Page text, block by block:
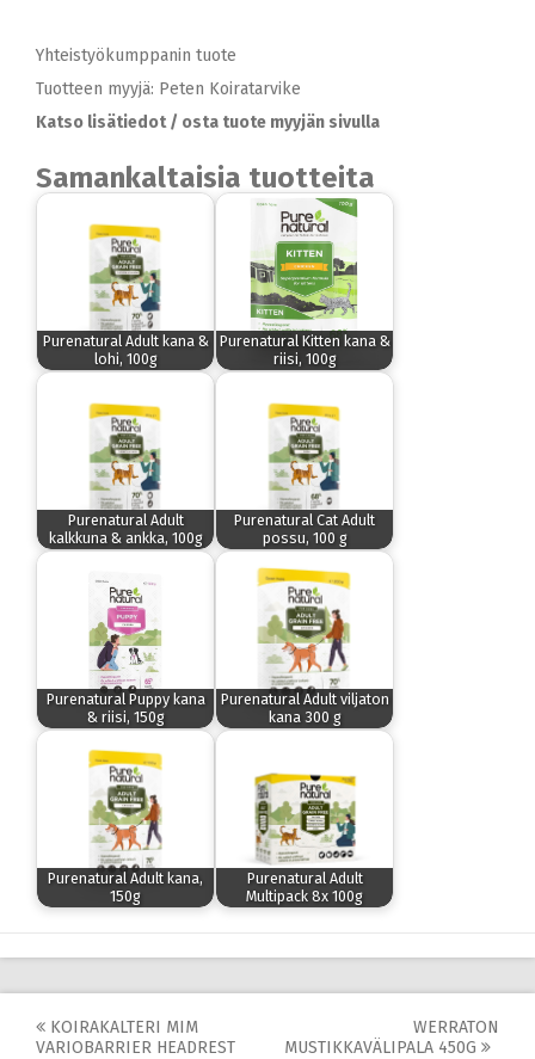
Yhteistyökumppanin tuote
Tuotteen myyjä: Peten Koiratarvike
Katso lisätiedot / osta tuote myyjän sivulla
Samankaltaisia tuotteita
Purenatural Adult kana &
lohi, 100g
Purenatural Kitten kana &
riisi, 100g
Purenatural Adult
kalkkuna & ankka, 100g
Purenatural Cat Adult
possu, 100 g
Purenatural Puppy kana
& riisi, 150g
Purenatural Adult viljaton
kana 300 g
Purenatural Adult kana,
150g
Purenatural Adult
Multipack 8x 100g
Post
KOIRAKALTERI MIM
VARIOBARRIER HEADREST
WERRATON
MUSTIKKAVÄLIPALA 450G